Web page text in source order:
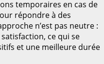
temporaires en cas de
répondre à des
n’est pas neutre :
ce qui se
et une meilleure durée